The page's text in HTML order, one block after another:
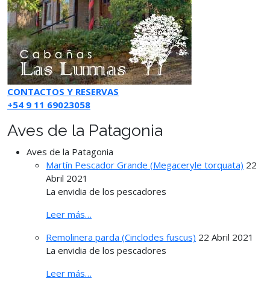
CONTACTOS Y RESERVAS
+54 9 11 69023058
Aves de la Patagonia
Aves de la Patagonia
Martín Pescador Grande (Megaceryle torquata) 22
Abril 2021
La envidia de los pescadores
Leer más…
Remolinera parda (Cinclodes fuscus) 22 Abril 2021
La envidia de los pescadores
Leer más…